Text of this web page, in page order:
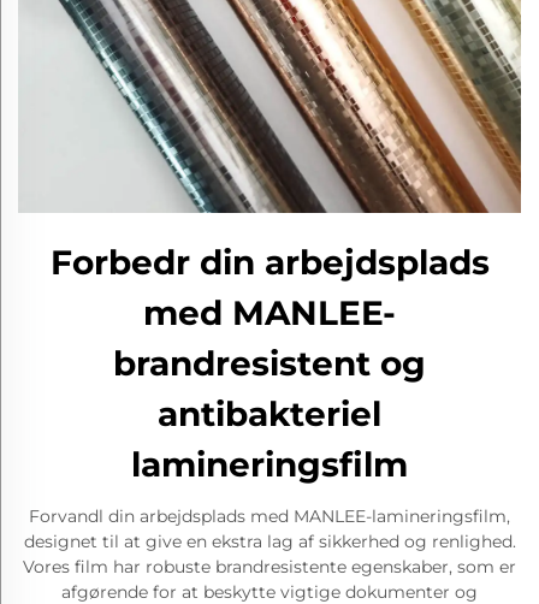
Forbedr din arbejdsplads
med MANLEE-
brandresistent og
antibakteriel
lamineringsfilm
Forvandl din arbejdsplads med MANLEE-lamineringsfilm,
designet til at give en ekstra lag af sikkerhed og renlighed.
Vores film har robuste brandresistente egenskaber, som er
afgørende for at beskytte vigtige dokumenter og